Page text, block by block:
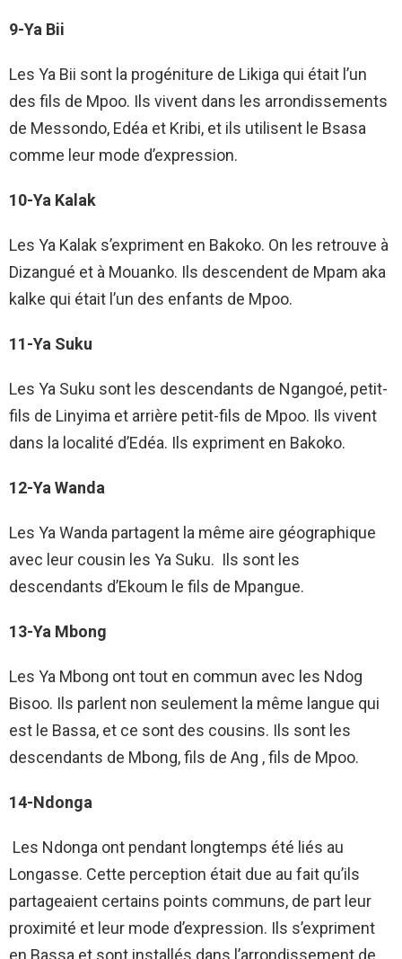
9-Ya Bii
Les Ya Bii sont la progéniture de Likiga qui était l’un
des fils de Mpoo. Ils vivent dans les arrondissements
de Messondo, Edéa et Kribi, et ils utilisent le Bsasa
comme leur mode d’expression.
10-Ya Kalak
Les Ya Kalak s’expriment en Bakoko. On les retrouve à
Dizangué et à Mouanko. Ils descendent de Mpam aka
kalke qui était l’un des enfants de Mpoo.
11-Ya Suku
Les Ya Suku sont les descendants de Ngangoé, petit-
fils de Linyima et arrière petit-fils de Mpoo. Ils vivent
dans la localité d’Edéa. Ils expriment en Bakoko.
12-Ya Wanda
Les Ya Wanda partagent la même aire géographique
avec leur cousin les Ya Suku. Ils sont les
descendants d’Ekoum le fils de Mpangue.
13-Ya Mbong
Les Ya Mbong ont tout en commun avec les Ndog
Bisoo. Ils parlent non seulement la même langue qui
est le Bassa, et ce sont des cousins. Ils sont les
descendants de Mbong, fils de Ang , fils de Mpoo.
14-Ndonga
Les Ndonga ont pendant longtemps été liés au
Longasse. Cette perception était due au fait qu’ils
partageaient certains points communs, de part leur
proximité et leur mode d’expression. Ils s’expriment
en Bassa et sont installés dans l’arrondissement de